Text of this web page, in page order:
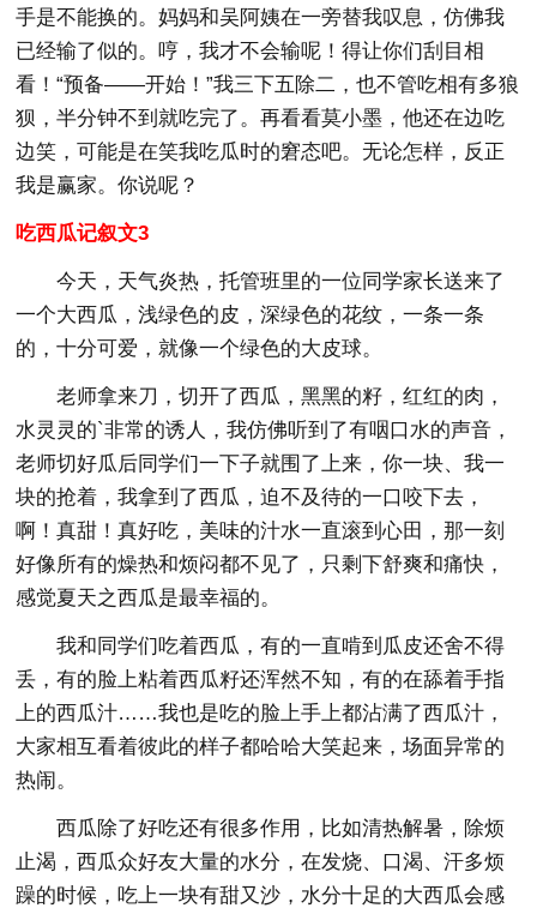
手是不能换的。妈妈和吴阿姨在一旁替我叹息，仿佛我
已经输了似的。哼，我才不会输呢！得让你们刮目相
看！“预备——开始！”我三下五除二，也不管吃相有多狼
狈，半分钟不到就吃完了。再看看莫小墨，他还在边吃
边笑，可能是在笑我吃瓜时的窘态吧。无论怎样，反正
我是赢家。你说呢？
吃西瓜记叙文3
今天，天气炎热，托管班里的一位同学家长送来了
一个大西瓜，浅绿色的皮，深绿色的花纹，一条一条
的，十分可爱，就像一个绿色的大皮球。
老师拿来刀，切开了西瓜，黑黑的籽，红红的肉，
水灵灵的`非常的诱人，我仿佛听到了有咽口水的声音，
老师切好瓜后同学们一下子就围了上来，你一块、我一
块的抢着，我拿到了西瓜，迫不及待的一口咬下去，
啊！真甜！真好吃，美味的汁水一直滚到心田，那一刻
好像所有的燥热和烦闷都不见了，只剩下舒爽和痛快，
感觉夏天之西瓜是最幸福的。
我和同学们吃着西瓜，有的一直啃到瓜皮还舍不得
丢，有的脸上粘着西瓜籽还浑然不知，有的在舔着手指
上的西瓜汁……我也是吃的脸上手上都沾满了西瓜汁，
大家相互看着彼此的样子都哈哈大笑起来，场面异常的
热闹。
西瓜除了好吃还有很多作用，比如清热解暑，除烦
止渴，西瓜众好友大量的水分，在发烧、口渴、汗多烦
躁的时候，吃上一块有甜又沙，水分十足的大西瓜会感